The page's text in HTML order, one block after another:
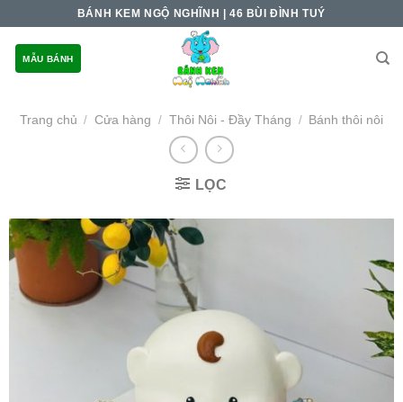
content
BÁNH KEM NGỘ NGHĨNH | 46 BÙI ĐÌNH TUÝ
MẪU BÁNH
Trang chủ / Cửa hàng / Thôi Nôi - Đầy Tháng / Bánh thôi nôi
LỌC